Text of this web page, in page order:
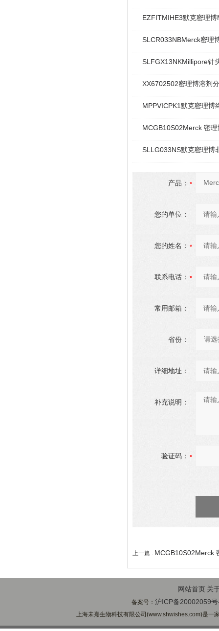
EZFITMIHE3默克密理
SLCR033NBMerck密理
SLFGX13NKMillipore针
XX6702502密理博溶剂
MPPVICPK1默克密理博
MCGB10S02Merck 密
SLLG033NS默克密理博
产品：
您的单位：
您的姓名：
联系电话：
常用邮箱：
省份：
详细地址：
补充说明：
验证码：
上一篇 : MCGB10S02Merck
网站首页 关
备案号：沪ICP备20002059
上海未熹生物科技有限公司(www.shwishes.com)是一